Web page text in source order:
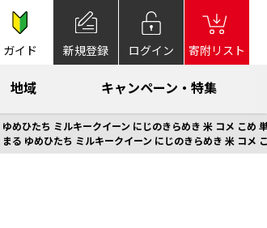
ガイド 新規登録 ログイン 寄附リスト
地域 キャンペーン・特集
ひたち ミルキークイーン にじのきらめき 米 コメ こめ
ゆめひたち ミルキークイーン にじのきらめき 米 コメ